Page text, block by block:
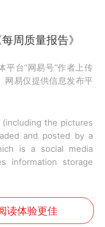
周质量报告》
平台“网易号”作者上传
网易仅提供信息发布平
the pictures
and posted by a
is a social media
information storage
读体验更佳